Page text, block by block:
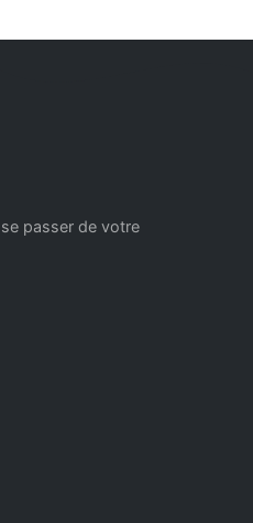
passer de votre